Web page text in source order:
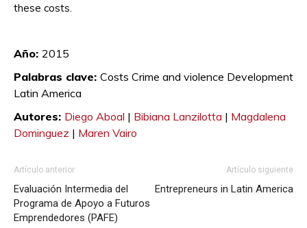
these costs.
Año: 2015
Palabras clave: Costs Crime and violence Development
Latin America
Autores: Diego Aboal | Bibiana Lanzilotta | Magdalena
Dominguez | Maren Vairo
Artículo anterior
Evaluación Intermedia del
Programa de Apoyo a Futuros
Emprendedores (PAFE)
Artículo siguiente
Entrepreneurs in Latin America